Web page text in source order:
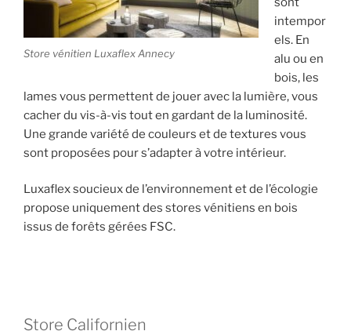
Store vénitien Luxaflex Annecy
intempor
els. En
alu ou en
bois, les
lames vous permettent de jouer avec la lumière, vous
cacher du vis-à-vis tout en gardant de la luminosité.
Une grande variété de couleurs et de textures vous
sont proposées pour s’adapter à votre intérieur.
Luxaflex soucieux de l’environnement et de l’écologie
propose uniquement des stores vénitiens en bois
issus de forêts gérées FSC.
Store Californien